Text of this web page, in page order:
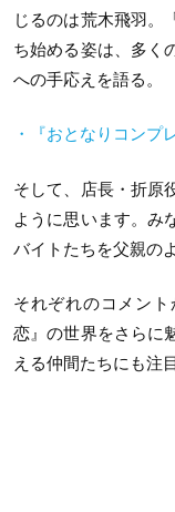
じるのは荒木飛羽。
ち始める姿は、多く
への手応えを語る。
・『おとなりコンプ
そして、店長・折原
ように思います。み
バイトたちを父親の
それぞれのコメン
恋』の世界をさらに
える仲間たちにも注